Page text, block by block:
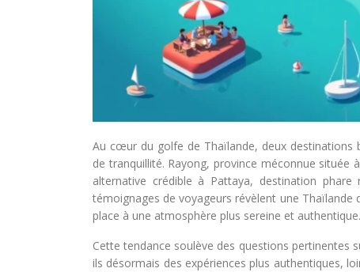
Au cœur du golfe de Thaïlande, deux destinations
de tranquillité. Rayong, province méconnue
alternative crédible à Pattaya, destination
témoignages de voyageurs révèlent une
place à une atmosphère plus sereine et authentique.
Cette tendance soulève des questions pertinentes
ils désormais des expériences plus authentiques,